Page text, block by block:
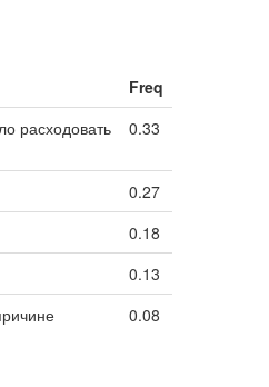
Freq
расходовать
0.33
0.27
0.18
0.13
0.08